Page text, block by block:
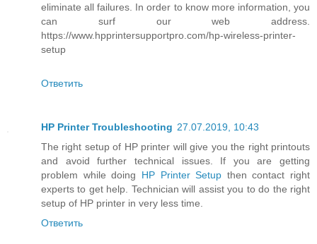
eliminate all failures. In order to know more information, you
can surf our web address.
https://www.hpprintersupportpro.com/hp-wireless-printer-
setup
Ответить
HP Printer Troubleshooting 27.07.2019, 10:43
The right setup of HP printer will give you the right printouts
and avoid further technical issues. If you are getting
problem while doing HP Printer Setup then contact right
experts to get help. Technician will assist you to do the right
setup of HP printer in very less time.
Ответить